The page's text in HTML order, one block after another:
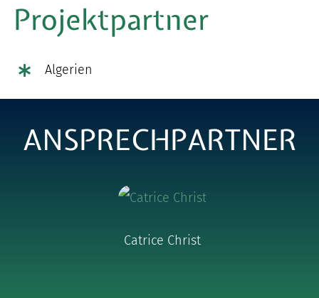
Projektpartner
Algerien
ANSPRECHPARTNER
Catrice Christ